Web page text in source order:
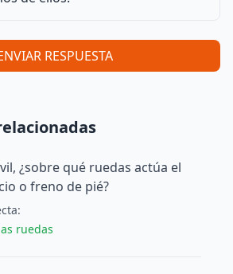
RESPUESTA
¿sobre qué ruedas actúa el
o freno de pié?
:
ruedas